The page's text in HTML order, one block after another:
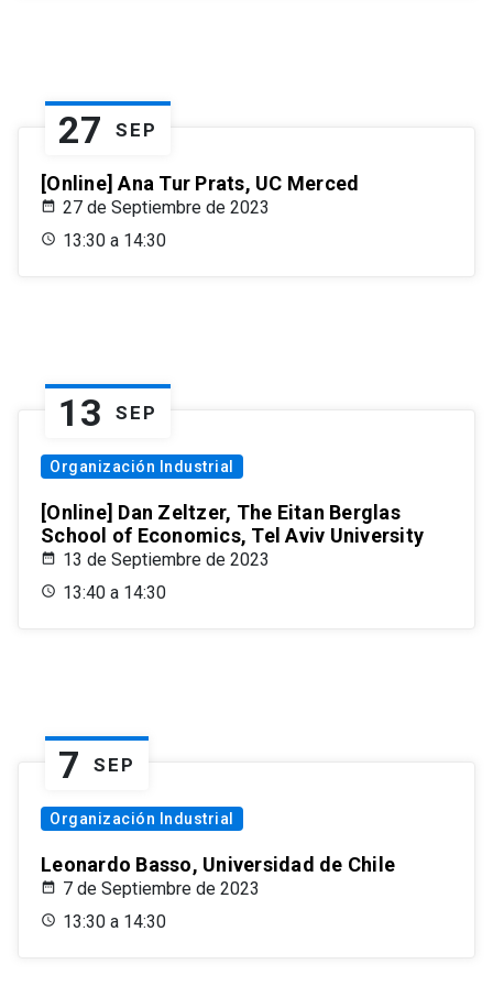
27 SEP
[Online] Ana Tur Prats, UC Merced
27 de Septiembre de 2023
13:30 a 14:30
13 SEP
Organización Industrial
[Online] Dan Zeltzer, The Eitan Berglas
School of Economics, Tel Aviv University
13 de Septiembre de 2023
13:40 a 14:30
7 SEP
Organización Industrial
Leonardo Basso, Universidad de Chile
7 de Septiembre de 2023
13:30 a 14:30